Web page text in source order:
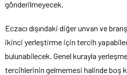
gönderilmeyecek.
Eczacı dışındaki diğer unvan ve
ikinci yerleştirme için tercih
bulunabilecek. Genel kurayla
tercihlerinin gelmemesi halinde boş